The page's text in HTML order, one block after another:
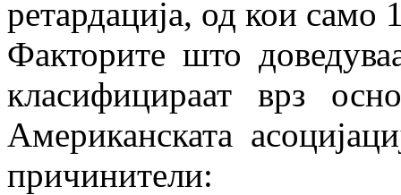
ретардација, од кои само
Факторите што
класифицираат врз
Американската
причинители: